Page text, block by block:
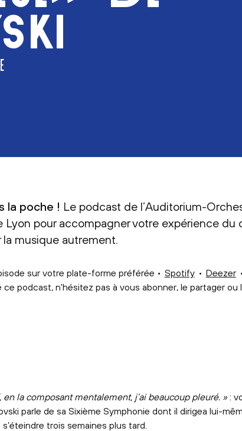
la poche ! Le podcast de l’Auditorium-
Lyon pour accompagner votre expérience du
la musique autrement.
sur votre plate-forme préférée • Spotify • Deezer •
ce podcast, n'hésitez pas à vous abonner, le partager ou
en la composant mentalement, j’ai beaucoup pleuré. »:
parle de sa Sixième Symphonie dont il dirigea lui-
trois semaines plus tard.